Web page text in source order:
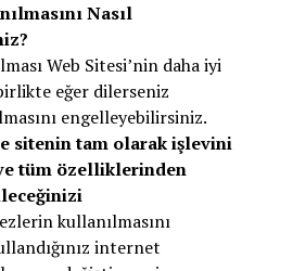
Nasıl
Web Sitesi’nin daha iyi
eğer dilerseniz
engelleyebilirsiniz.
sitenin tam olarak işlevini
tüm özelliklerinden
kullanılmasını
internet